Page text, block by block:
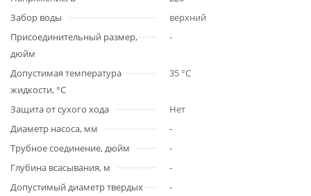
Забор воды
верхний
Присоединительный размер,
дюйм
-
Допустимая температура
жидкости, °С
35 °С
Защита от сухого хода
Нет
Диаметр насоса, мм
-
Трубное соединение, дюйм
-
Глубина всасывания, м
-
Допустимый диаметр твердых
-